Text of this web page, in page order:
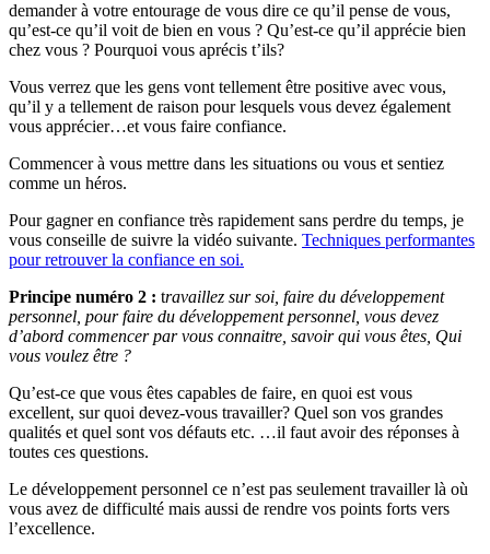
demander à votre entourage de vous dire ce qu’il pense de vous,
qu’est-ce qu’il voit de bien en vous ? Qu’est-ce qu’il apprécie bien
chez vous ? Pourquoi vous aprécis t’ils?
Vous verrez que les gens vont tellement être positive avec vous,
qu’il y a tellement de raison pour lesquels vous devez également
vous apprécier…et vous faire confiance.
Commencer à vous mettre dans les situations ou vous et sentiez
comme un héros.
Pour gagner en confiance très rapidement sans perdre du temps, je
vous conseille de suivre la vidéo suivante. Techniques performantes
pour retrouver la confiance en soi.
Principe numéro 2 : travaillez sur soi, faire du développement
personnel, pour faire du développement personnel, vous devez
d’abord commencer par vous connaitre, savoir qui vous êtes, Qui
vous voulez être ?
Qu’est-ce que vous êtes capables de faire, en quoi est vous
excellent, sur quoi devez-vous travailler? Quel son vos grandes
qualités et quel sont vos défauts etc. …il faut avoir des réponses à
toutes ces questions.
Le développement personnel ce n’est pas seulement travailler là où
vous avez de difficulté mais aussi de rendre vos points forts vers
l’excellence.